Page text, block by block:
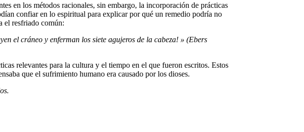
en los métodos racionales, sin embargo, la incorporación de prácticas
confiar en lo espiritual para explicar por qué un remedio podría no
el resfriado común:
el cráneo y enferman los siete agujeros de la cabeza! » (Ebers
relevantes para la cultura y el tiempo en el que fueron escritos. Estos
que el sufrimiento humano era causado por los dioses.